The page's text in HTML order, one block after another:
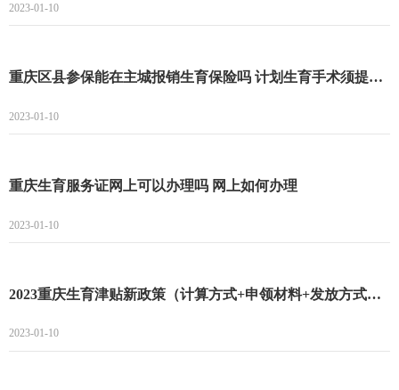
2023-01-10
重庆区县参保能在主城报销生育保险吗 计划生育手术须提供结婚证
2023-01-10
重庆生育服务证网上可以办理吗 网上如何办理
2023-01-10
2023重庆生育津贴新政策（计算方式+申领材料+发放方式） 用人单位上年度月平均工资
2023-01-10